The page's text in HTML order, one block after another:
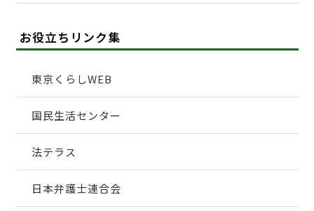
お役立ちリンク集
東京くらしWEB
国民生活センター
法テラス
日本弁護士連合会